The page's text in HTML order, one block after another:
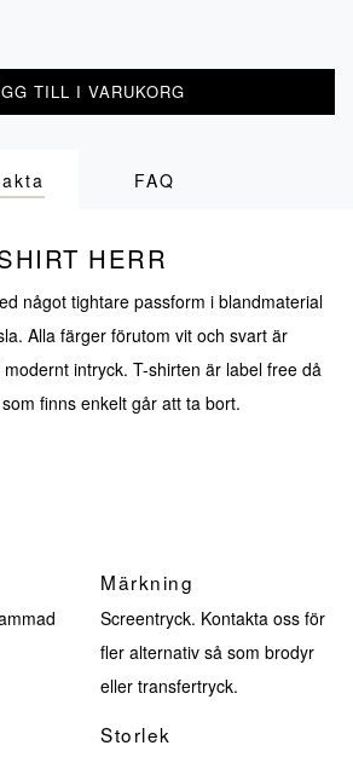
TILL I VARUKORG
FAQ
HERR
något tightare passform i blandmaterial
Alla färger förutom vit och svart är
intryck. T-shirten är label free då
finns enkelt går att ta bort.
Märkning
Screentryck. Kontakta oss för
fler alternativ så som brodyr
eller transfertryck.
Storlek